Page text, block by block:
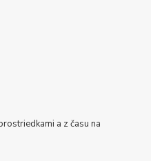
a z času na